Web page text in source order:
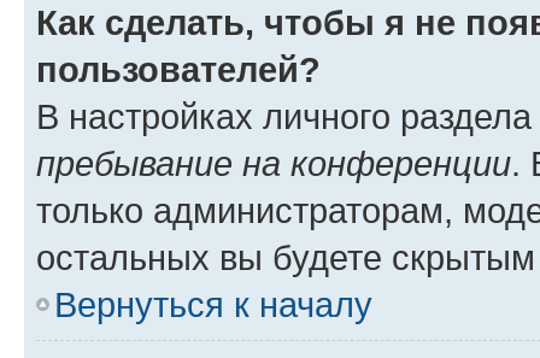
Как сделать, чтобы я не
пользователей?
В настройках личного
пребывание на конференции.
только администраторам,
остальных вы будете
Вернуться к началу